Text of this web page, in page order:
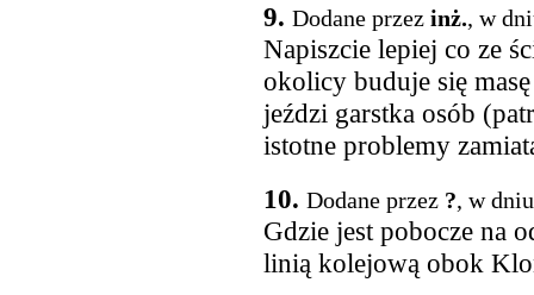
9. Dodane przez inż., w
Napiszcie lepiej co ze
okolicy buduje się
jeździ garstka osób
istotne problemy
10. Dodane przez ?, w
Gdzie jest pobocze na
linią kolejową obok